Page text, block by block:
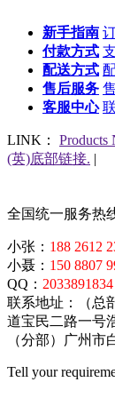
新手指南
付款方式
配送方式
售后服务
客服中心
LINK： Products
(英)底部链接. |
全国统一服务热
小张： 188 2612
小聂： 150 8807
QQ： 2033891834
联系地址：（总
道宝民二路一号
（分部）广州
Tell your